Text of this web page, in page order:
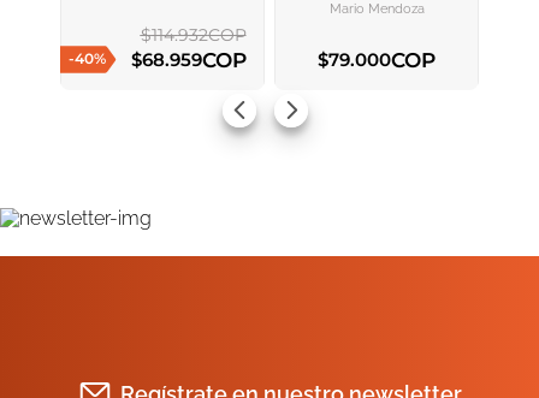
-40%
$114.932COP
$68.959COP
Mario Mendoza
$79.000COP